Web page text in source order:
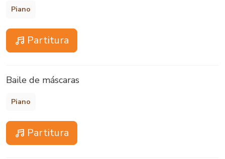
Piano
Partitura
Baile de máscaras
Piano
Partitura